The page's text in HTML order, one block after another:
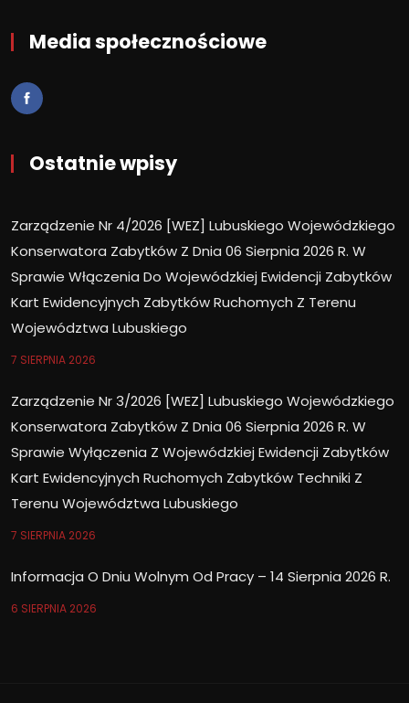
Media społecznościowe
Ostatnie wpisy
Zarządzenie Nr 4/2026 [WEZ] Lubuskiego Wojewódzkiego
Konserwatora Zabytków Z Dnia 06 Sierpnia 2026 R. W
Sprawie Włączenia Do Wojewódzkiej Ewidencji Zabytków
Kart Ewidencyjnych Zabytków Ruchomych Z Terenu
Województwa Lubuskiego
7 SIERPNIA 2026
Zarządzenie Nr 3/2026 [WEZ] Lubuskiego Wojewódzkiego
Konserwatora Zabytków Z Dnia 06 Sierpnia 2026 R. W
Sprawie Wyłączenia Z Wojewódzkiej Ewidencji Zabytków
Kart Ewidencyjnych Ruchomych Zabytków Techniki Z
Terenu Województwa Lubuskiego
7 SIERPNIA 2026
Informacja O Dniu Wolnym Od Pracy – 14 Sierpnia 2026 R.
6 SIERPNIA 2026